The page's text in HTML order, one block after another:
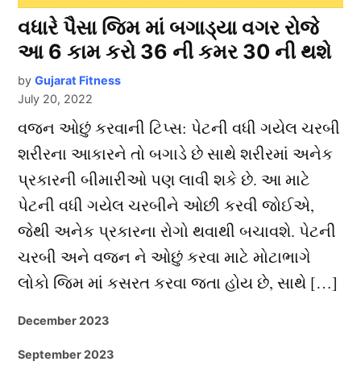
વધારે પૈસા જિમ માં બગાડ્યા વગર રોજે
આ 6 કામ કરો 36 ની કમર 30 ની થશે
by Gujarat Fitness
July 20, 2022
વજન ઓછું કરવાની ટિપ્સ: પેટની વધી ગયેલ ચરબી
શરીરના આકારને તો બગાડે છે સાથે શરીરમાં અનેક
પ્રકારની બીમારીઓ પણ લાવી શકે છે. આ માટે
પેટની વધી ગયેલ ચરબીને ઓછી કરવી જોઈએ,
જેથી અનેક પ્રકારના રોગો થવાથી બચાવશે. પેટની
ચરબી અને વજન ને ઓછું કરવા માટે મોટાભાગે
લોકો જિમ માં કસરત કરવા જતા હોય છે, સાથે […]
December 2023
September 2023